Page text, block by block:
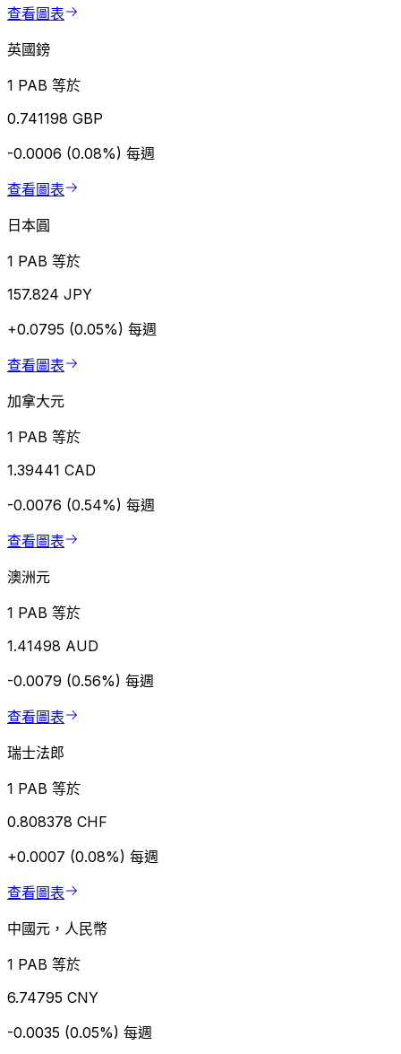
查看圖表
英國鎊
1 PAB 等於
0.741198 GBP
-0.0006 (0.08%) 每週
查看圖表
日本圓
1 PAB 等於
157.824 JPY
+0.0795 (0.05%) 每週
查看圖表
加拿大元
1 PAB 等於
1.39441 CAD
-0.0076 (0.54%) 每週
查看圖表
澳洲元
1 PAB 等於
1.41498 AUD
-0.0079 (0.56%) 每週
查看圖表
瑞士法郎
1 PAB 等於
0.808378 CHF
+0.0007 (0.08%) 每週
查看圖表
中國元，人民幣
1 PAB 等於
6.74795 CNY
-0.0035 (0.05%) 每週